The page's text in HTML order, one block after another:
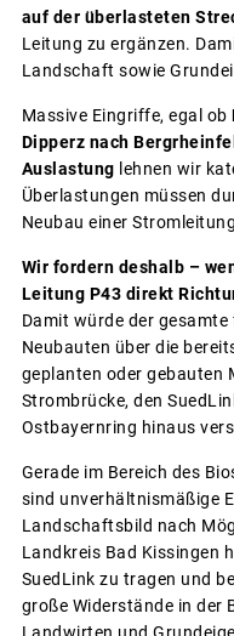
auf der überlasteten
Leitung zu ergänzen.
Landschaft sowie
Massive Eingriffe, egal ob
Dipperz nach
Auslastung lehnen wir
Überlastungen müssen
Neubau einer
Wir fordern deshalb –
Leitung P43 direkt
Damit würde der
Neubauten über die
geplanten oder gebauten
Strombrücke, den
Ostbayernring hinaus
Gerade im Bereich des
sind unverhältnismäßige
Landschaftsbild nach
Landkreis Bad Kissingen
SuedLink zu tragen und
große Widerstände in der
Landwirten und